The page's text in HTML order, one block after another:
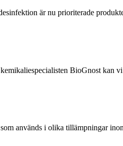
är nu prioriterade
BioGnost
används i olika tillämpningar